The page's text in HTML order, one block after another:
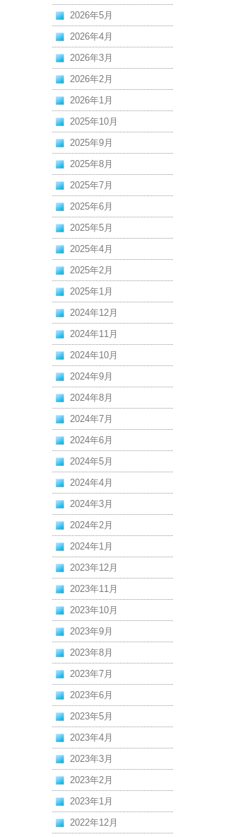
2026年5月
2026年4月
2026年3月
2026年2月
2026年1月
2025年10月
2025年9月
2025年8月
2025年7月
2025年6月
2025年5月
2025年4月
2025年2月
2025年1月
2024年12月
2024年11月
2024年10月
2024年9月
2024年8月
2024年7月
2024年6月
2024年5月
2024年4月
2024年3月
2024年2月
2024年1月
2023年12月
2023年11月
2023年10月
2023年9月
2023年8月
2023年7月
2023年6月
2023年5月
2023年4月
2023年3月
2023年2月
2023年1月
2022年12月